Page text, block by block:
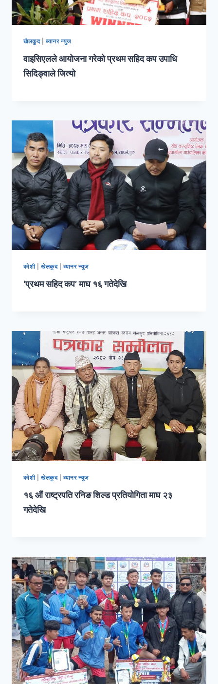
खेलकुद|ब्यानर न्युज
वाइसिएलले आयोजना गरेको प्रथम सहिद कप उपाधि
सिदिङ्वाले जित्यो
कोशी| खेलकुद|ब्यानर न्युज
‘प्रथम सहिद कप’ माघ १६ गतेदेखि
कोशी| खेलकुद|ब्यानर न्युज
१६ औं राष्ट्रपति रनिङ शिल्ड प्रतियोगिता माघ २३
गतेदेखि